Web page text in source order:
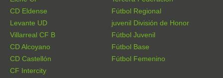
CD Eldense
Levante UD
Villarreal CF B
CD Alcoyano
CD Castellón
CF Intercity
Fútbol Regional
juvenil División de Honor
Fútbol Juvenil
Fútbol Base
Fútbol Femenino